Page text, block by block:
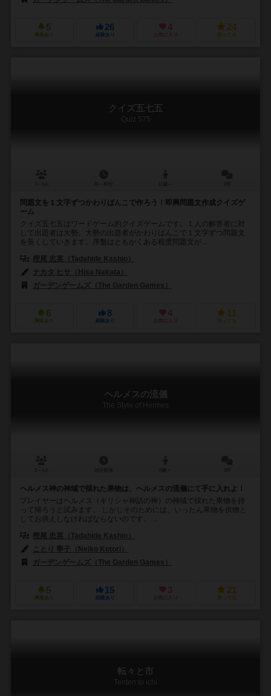
5
興味あり
26
経験あり
4
お気に入り
24
持ってる
クイズ五七五
Quiz 575
問題文を１文字ずつかわりばんこで作ろう！即興問題文作成クイズゲ
ーム
クイズ五七五はワードゲーム的クイズゲームです。１人の解答者に対
して出題者は大勢。大勢の出題者がかわりばんこで１文字ずつ問題文
を長くしていきます。序盤はともかくある程度問題文が...
樫尾 忠英（Tadahide Kashio）
ナカタ ヒサ（Hisa Nakata）
ガーデンゲームズ（The Garden Games）
6
興味あり
8
経験あり
4
お気に入り
11
持ってる
ヘルメスの流儀
The Style of Hermes
ヘルメス神の神域で採れた果物は、ヘルメスの流儀にて手に入れよ！
プレイヤーはヘルメス（ギリシャ神話の神）の神域で採れた果物を持
って帰ろうと試みます。 しかしそのためには、いったん果物を供物と
してお供えしなければならないのです。 ...
樫尾 忠英（Tadahide Kashio）
ことり 寧子（Neiko Kotori）
ガーデンゲームズ（The Garden Games）
5
興味あり
15
経験あり
3
お気に入り
21
持ってる
転々と市
Tenten to ichi